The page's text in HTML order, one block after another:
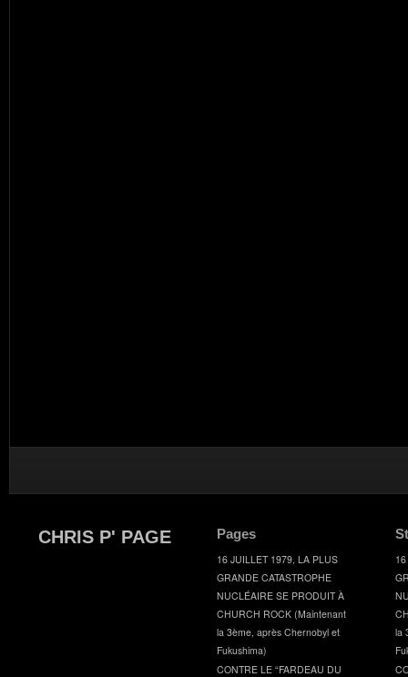
CHRIS P' PAGE Pages
16 JUILLET 1979, LA PLUS
GRANDE CATASTROPHE
NUCLÉAIRE SE PRODUIT À
CHURCH ROCK (Maintenant
la 3ème, après Chernobyl et
Fukushima)
CONTRE LE “FARDEAU DU
la